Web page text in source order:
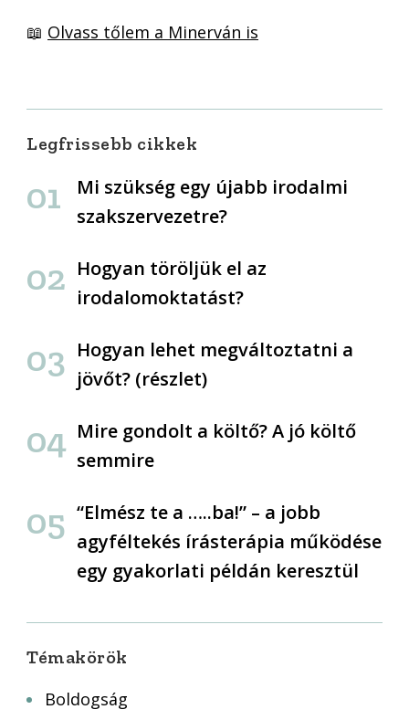
📖 Olvass tőlem a Minerván is
Legfrissebb cikkek
Mi szükség egy újabb irodalmi
szakszervezetre?
Hogyan töröljük el az
irodalomoktatást?
Hogyan lehet megváltoztatni a
jövőt? (részlet)
Mire gondolt a költő? A jó költő
semmire
“Elmész te a …..ba!” – a jobb
agyféltekés írásterápia működése
egy gyakorlati példán keresztül
Témakörök
Boldogság